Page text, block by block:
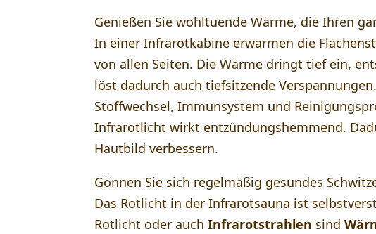
Genießen Sie wohltuende Wärme, die Ihren
In einer Infrarotkabine erwärmen die
von allen Seiten. Die Wärme dringt tief ein,
löst dadurch auch tiefsitzende
Stoffwechsel, Immunsystem und
Infrarotlicht wirkt entzündungshemmend.
Hautbild verbessern.
Gönnen Sie sich regelmäßig gesundes
Das Rotlicht in der Infrarotsauna ist
Rotlicht oder auchInfrarotstrahlen sind